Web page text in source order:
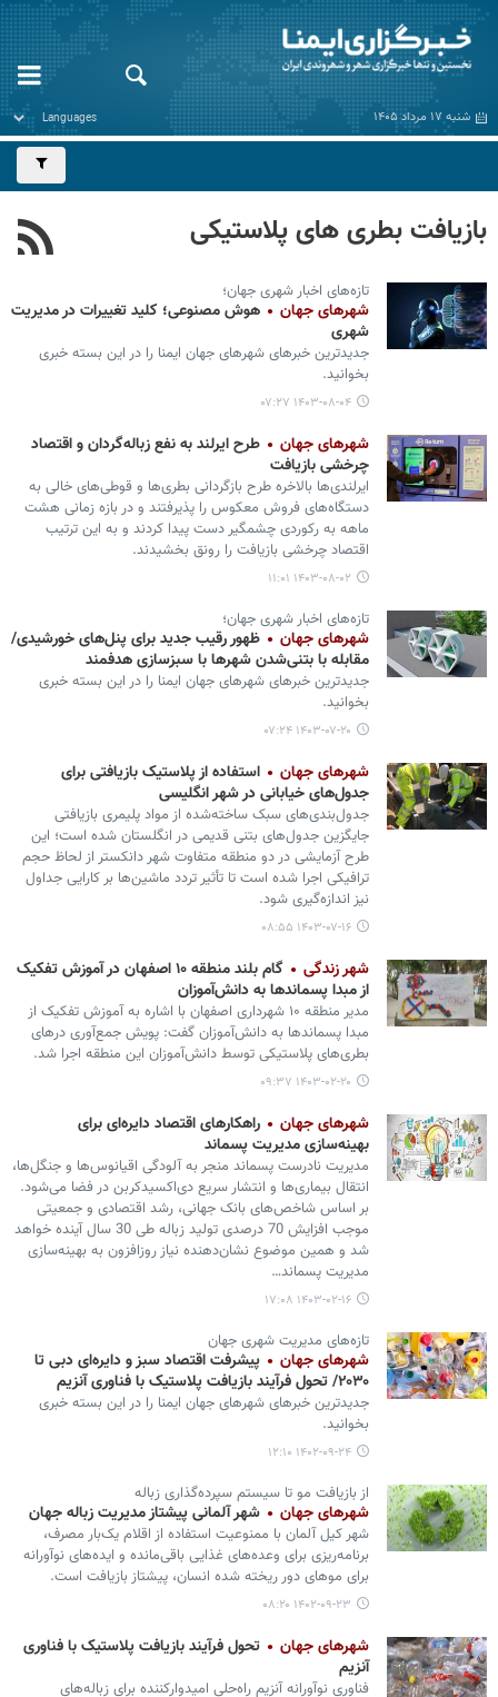
شنبه ۱۷ مرداد ۱۴۰۵
بازیافت بطری های پلاستیکی
تازه‌های اخبار شهری جهان؛
شهرهای جهان
هوش مصنوعی؛ کلید تغییرات در مدیریت
شهری
جدیدترین خبرهای شهرهای جهان ایمنا را در این بسته خبری
بخوانید.
۱۴۰۳-۰۸-۰۴ ۰۷:۲۷
شهرهای جهان
طرح ایرلند به نفع زباله‌گردان و اقتصاد
چرخشی بازیافت
ایرلندی‌ها بالاخره طرح بازگردانی بطری‌ها و قوطی‌های خالی به
دستگاه‌های فروش معکوس را پذیرفتند و در بازه زمانی هشت
ماهه به رکوردی چشمگیر دست پیدا کردند و به این ترتیب
اقتصاد چرخشی بازیافت را رونق بخشیدند.
۱۴۰۳-۰۸-۰۲ ۱۱:۰۱
تازه‌های اخبار شهری جهان؛
شهرهای جهان
ظهور رقیب جدید برای پنل‌های خورشیدی/
مقابله با بتنی‌شدن شهرها با سبزسازی هدفمند
جدیدترین خبرهای شهرهای جهان ایمنا را در این بسته خبری
بخوانید.
۱۴۰۳-۰۷-۲۰ ۰۷:۲۴
شهرهای جهان
استفاده از پلاستیک بازیافتی برای
جدول‌های خیابانی در شهر انگلیسی
جدول‌بندی‌های سبک ساخته‌شده از مواد پلیمری بازیافتی
جایگزین جدول‌های بتنی قدیمی در انگلستان شده است؛ این
طرح آزمایشی در دو منطقه متفاوت شهر دانکستر از لحاظ حجم
ترافیکی اجرا شده است تا تأثیر تردد ماشین‌ها بر کارایی جداول
نیز اندازه‌گیری شود.
۱۴۰۳-۰۷-۱۶ ۰۸:۵۵
شهر زندگی
گام بلند منطقه ۱۰ اصفهان در آموزش تفکیک
از مبدا پسماندها به دانش‌آموزان
مدیر منطقه ۱۰ شهرداری اصفهان با اشاره به آموزش تفکیک از
مبدا پسماندها به دانش‌آموزان گفت: پویش جمع‌آوری درهای
بطری‌های پلاستیکی توسط دانش‌آموزان این منطقه اجرا شد.
۱۴۰۳-۰۲-۲۰ ۰۹:۳۷
شهرهای جهان
راهکارهای اقتصاد دایره‌ای برای
بهینه‌سازی مدیریت پسماند
مدیریت نادرست پسماند منجر به آلودگی اقیانوس‌ها و جنگل‌ها،
انتقال بیماری‌ها و انتشار سریع دی‌اکسیدکربن در فضا می‌شود.
بر اساس شاخص‌های بانک جهانی، رشد اقتصادی و جمعیتی
موجب افزایش 70 درصدی تولید زباله طی 30 سال آینده خواهد
شد و همین موضوع نشان‌دهنده نیاز روزافزون به بهینه‌سازی
مدیریت پسماند…
۱۴۰۳-۰۲-۱۶ ۱۷:۰۸
تازه‌های مدیریت شهری جهان
شهرهای جهان
پیشرفت اقتصاد سبز و دایره‌ای دبی تا
۲۰۳۰/ تحول فرآیند بازیافت پلاستیک با فناوری آنزیم
جدیدترین خبرهای شهرهای جهان ایمنا را در این بسته خبری
بخوانید.
۱۴۰۲-۰۹-۲۴ ۱۲:۱۰
از بازیافت مو تا سیستم سپرده‌گذاری زباله
شهرهای جهان شهر آلمانی پیشتاز مدیریت زباله جهان
شهر کیل آلمان با ممنوعیت استفاده از اقلام یک‌بار مصرف،
برنامه‌ریزی برای وعده‌های غذایی باقی‌مانده و ایده‌های نوآورانه
برای موهای دور ریخته شده انسان، پیشتاز بازیافت است.
۱۴۰۲-۰۹-۲۳ ۰۸:۲۰
شهرهای جهان
تحول فرآیند بازیافت پلاستیک با فناوری
آنزیم
فناوری نوآورانه آنزیم راه‌حلی امیدوارکننده برای زباله‌های